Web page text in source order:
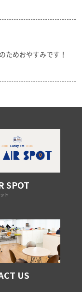
ためおやすみです！
SPOT
ト
US